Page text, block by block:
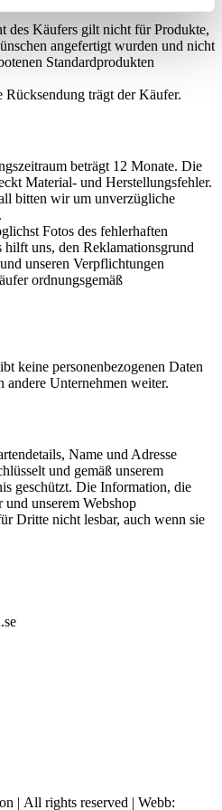
des Käufers gilt nicht für Produkte,
angefertigt wurden und nicht
Standardprodukten
trägt der Käufer.
beträgt 12 Monate. Die
Material- und Herstellungsfehler.
bitten wir um unverzügliche
Fotos des fehlerhaften
hilft uns, den Reklamationsgrund
unseren Verpflichtungen
ordnungsgemäß
keine personenbezogenen Daten
Unternehmen weiter.
Name und Adresse
und gemäß unserem
geschützt. Die Information, die
unserem Webshop
Dritte nicht lesbar, auch wenn sie
| All rights reserved | Webb: